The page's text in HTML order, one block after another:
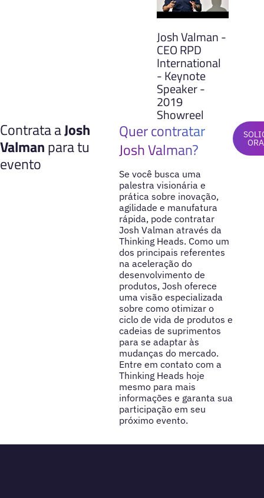
Josh Valman -
CEO RPD
International
- Keynote
Speaker -
2019
Showreel
Contrata aJosh
Valmanpara tu
evento
Quer contratar
Josh Valman?
Se você busca uma
palestra visionária e
prática sobre inovação,
agilidade e manufatura
rápida, pode contratar
Josh Valman através da
Thinking Heads. Como um
dos principais referentes
na aceleração do
desenvolvimento de
produtos, Josh oferece
uma visão especializada
sobre como otimizar o
ciclo de vida de produtos e
cadeias de suprimentos
para se adaptar às
mudanças do mercado.
Entre em contato com a
Thinking Heads hoje
mesmo para mais
informações e garanta sua
participação em seu
próximo evento.